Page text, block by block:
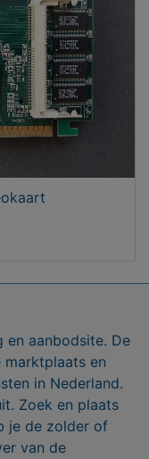
en aanbodsite. De
marktplaats en
in Nederland.
Zoek en plaats
je de zolder of
van de